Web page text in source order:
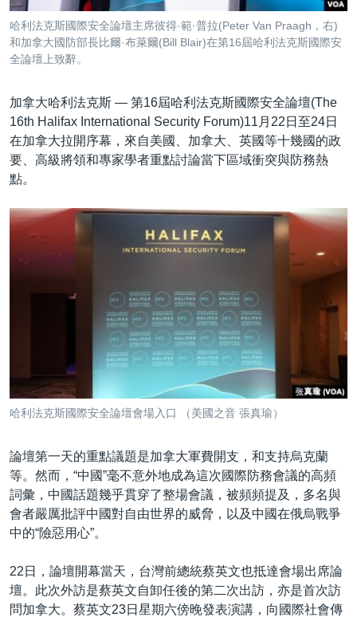
索經貿
視頻
每日視頻新聞
VOA 60秒 (國際)
美國專訊
視頻存檔
YOUTUBE頻道
音頻
時事經緯
新聞音頻
海外港人
港人港心
美國透視
建國史話
國語
關注我們
其他語言網站
哈利法克斯國際安全論壇主席彼得·範·普拉(Peter Van Praagh，右)
和加拿大國防部長比爾·布萊爾(Bill Blair)在第16屆哈利法克斯國際安
全論壇上致辭。
加拿大哈利法克斯 — 第16屆哈利法克斯國際安全論壇(The
16th Halifax International Security Forum)11月22日至24日
在加拿大拉開序幕，來自美國、加拿大、英國等十幾國的政
要、高級將領和專家學者重點討論當下區域衝突與防務熱
點。
哈利法克斯國際安全論壇會場入口 （美國之音 張真瑜）
論壇第一天的重點議題是加拿大軍費開支，和支持烏克蘭
等。然而，“中國”毫不意外地成為這次國際防務會議的高頻
詞彙，中國話題幾乎貫穿了整場會議，被頻頻提及，多名與
會者嚴厲批評中國對自由世界的威脅，以及中國在俄烏戰爭
中的“險惡用心”。
22日，論壇開幕當天，台灣前總統蔡英文也抵達會場出席論
壇。此次外訪是蔡英文自卸任後的第二次出訪，亦是首次訪
問加拿大。蔡英文23日星期六傍晚發表演講，向國際社會傳